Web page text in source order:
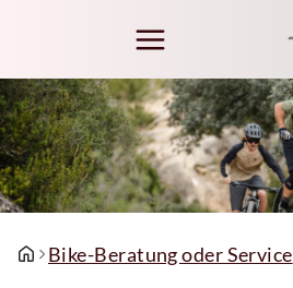
Bike-Beratung oder Service